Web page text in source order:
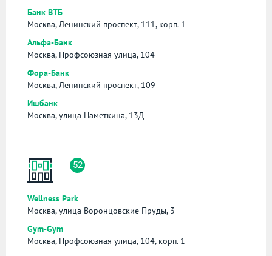
Банк ВТБ
Москва, Ленинский проспект, 111, корп. 1
Альфа-Банк
Москва, Профсоюзная улица, 104
Фора-Банк
Москва, Ленинский проспект, 109
Ишбанк
Москва, улица Намёткина, 13Д
52
Wellness Park
Москва, улица Воронцовские Пруды, 3
Gym-Gym
Москва, Профсоюзная улица, 104, корп. 1